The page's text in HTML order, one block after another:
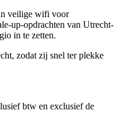
veilige wifi voor
up-opdrachten van Utrecht-
in te zetten.
zodat zij snel ter plekke
btw en exclusief de